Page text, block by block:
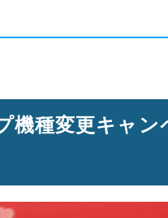
機種変更キャン